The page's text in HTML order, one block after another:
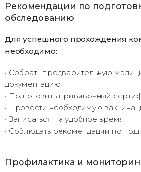
Рекомендации по
обследованию
Для успешного прохождения
необходимо:
• Собрать предварительную
документацию
• Подготовить прививочный
• Провести необходимую
• Записаться на удобное время
• Соблюдать рекомендации по
Профилактика и